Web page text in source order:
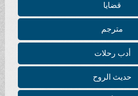
قضايا
مترجم
أدب رحلات
حديث الروح